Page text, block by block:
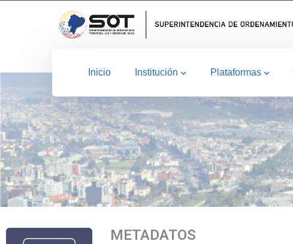
Inicio Institución Plataformas
METADATOS